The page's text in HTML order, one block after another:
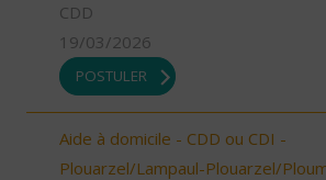
CDD
19/03/2026
POSTULER
Aide à domicile - CDD ou CDI -
Plouarzel/Lampaul-Plouarzel/